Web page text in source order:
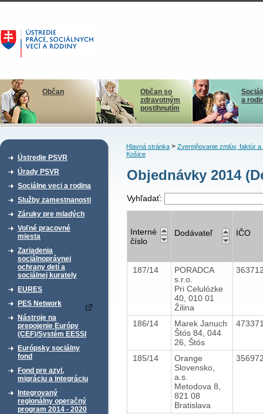
Občan
Občan so
zdravotným
postihnutím
a
Ústredie PSVR
Úrady PSVR
Sociálne veci a rodina
Služby zamestnanosti
Záruky pre mladých
Voľné pracovné
miesta
Zariadenia
sociálnoprávnej
ochrany detí a
sociálnej kurately
EURES
PES Network
Nástroje na
prepojenie Európy
(CEF)/Systém EESSI
Európsky sociálny
fond
Fond pre azyl,
migráciu a integráciu
Integrovaný
regionálny operačný
program 2014 - 2020
Hlavná stránka> Zverejňovanie zmlúv, faktúr a
Košice
Objednávky 2014
Vyhľadať:
Interné
číslo
Dodávateľ IČO
187/14
PORADCA
s.r.o.
Pri Celulózke
40, 010 01
Žilina
186/14
Marek Januch
Štós 84, 044
26, Štós
185/14
Orange
Slovensko,
a.s.
Metodova 8,
821 08
Bratislava